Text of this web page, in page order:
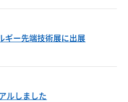
ギー先端技術展に出展
ルしました